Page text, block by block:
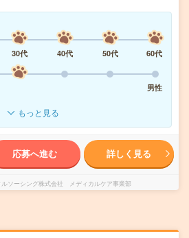
30代 40代 50代
60代
男性
もっと見る
応募へ進む 詳しく見る
ルソーシング株式会社 メディカルケア事業部